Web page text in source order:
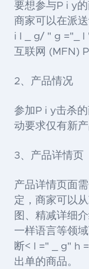
要想参与P i y
商家可以在派
i l _ g/ " g ="_ l
互联网 (MFN) P
2、产品情况
参加P i y击杀
动要求仅有新
3、产品详情页
产品详情页面
定，商家可以
图、精减详细
一样语言等领
断< l =" _ g" h
出单的商品。